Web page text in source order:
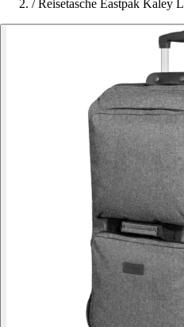
/ Reisetasche Eastpak Kaley L